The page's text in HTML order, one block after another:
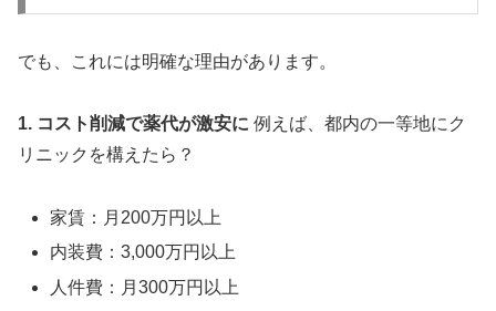
でも、これには明確な理由があります。
1. コスト削減で薬代が激安に 例えば、都内の一等地にク
リニックを構えたら？
家賃：月200万円以上
内装費：3,000万円以上
人件費：月300万円以上